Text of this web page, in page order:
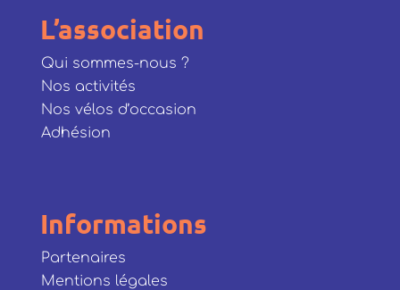
L’association
Qui sommes-nous ?
Nos activités
Nos vélos d’occasion
Adhésion
Informations
Partenaires
Mentions légales